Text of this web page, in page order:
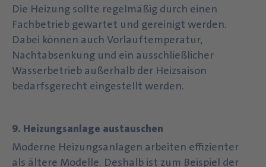
Die Heizung sollte regelmäßig durch einen
Fachbetrieb gewartet und gereinigt werden.
Dabei können auch Vorlauftemperatur,
Nachtabsenkung und ein ausschließlicher
Wasserbetrieb außerhalb der Heizsaison
bedarfsgerecht eingestellt werden.
9. Heizungsanlage austauschen
Moderne Heizungsanlagen arbeiten effizienter
als ältere Modelle. Deshalb ist zum Beispiel der